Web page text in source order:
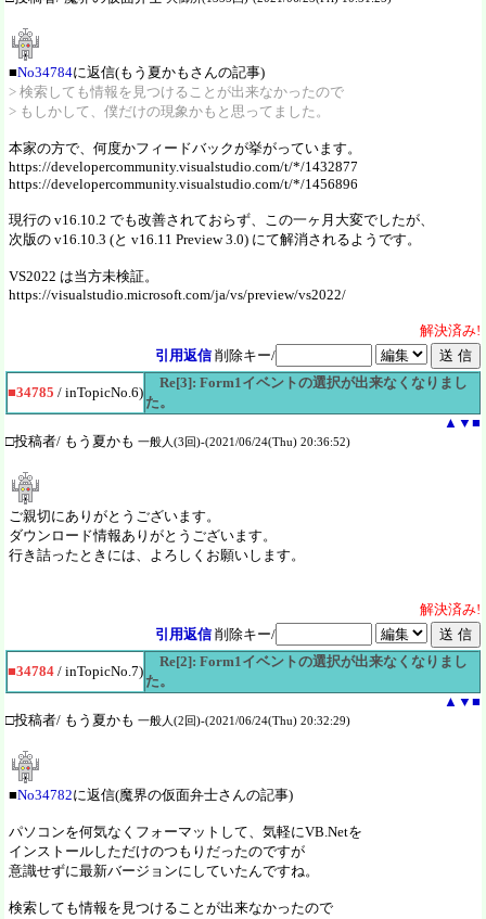
■No34784に返信(もう夏かもさんの記事)
> 検索しても情報を見つけることが出来なかったので
> もしかして、僕だけの現象かもと思ってました。
本家の方で、何度かフィードバックが挙がっています。
https://developercommunity.visualstudio.com/t/*/1432877
https://developercommunity.visualstudio.com/t/*/1456896
現行の v16.10.2 でも改善されておらず、この一ヶ月大変でしたが、
次版の v16.10.3 (と v16.11 Preview 3.0) にて解消されるようです。
VS2022 は当方未検証。
https://visualstudio.microsoft.com/ja/vs/preview/vs2022/
解決済み!
引用返信 削除キー/
■34785 / inTopicNo.6)
Re[3]: Form1イベントの選択が出来なくなりまし
た。
▲ ▼ ■
□投稿者/ もう夏かも 一般人(3回)-(2021/06/24(Thu) 20:36:52)
ご親切にありがとうございます。
ダウンロード情報ありがとうございます。
行き詰ったときには、よろしくお願いします。
解決済み!
引用返信 削除キー/
■34784 / inTopicNo.7)
Re[2]: Form1イベントの選択が出来なくなりまし
た。
▲ ▼ ■
□投稿者/ もう夏かも 一般人(2回)-(2021/06/24(Thu) 20:32:29)
■No34782に返信(魔界の仮面弁士さんの記事)
パソコンを何気なくフォーマットして、気軽にVB.Netを
インストールしただけのつもりだったのですが
意識せずに最新バージョンにしていたんですね。
検索しても情報を見つけることが出来なかったので